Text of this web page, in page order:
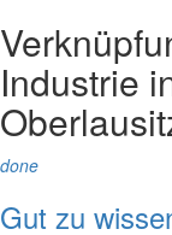
Industrie
done
Gut zu